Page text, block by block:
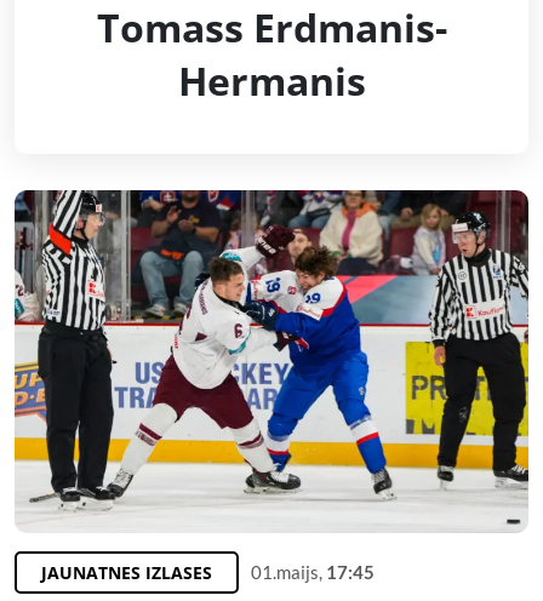
Tomass Erdmanis-
Hermanis
JAUNATNES IZLASES 01.maijs, 17:45